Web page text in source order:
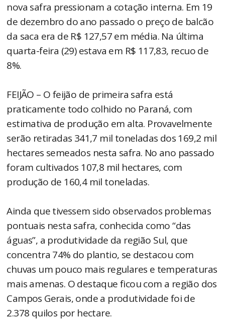
nova safra pressionam a cotação interna. Em 19
de dezembro do ano passado o preço de balcão
da saca era de R$ 127,57 em média. Na última
quarta-feira (29) estava em R$ 117,83, recuo de
8%.
FEIJÃO – O feijão de primeira safra está
praticamente todo colhido no Paraná, com
estimativa de produção em alta. Provavelmente
serão retiradas 341,7 mil toneladas dos 169,2 mil
hectares semeados nesta safra. No ano passado
foram cultivados 107,8 mil hectares, com
produção de 160,4 mil toneladas.
Ainda que tivessem sido observados problemas
pontuais nesta safra, conhecida como “das
águas”, a produtividade da região Sul, que
concentra 74% do plantio, se destacou com
chuvas um pouco mais regulares e temperaturas
mais amenas. O destaque ficou com a região dos
Campos Gerais, onde a produtividade foi de
2.378 quilos por hectare.